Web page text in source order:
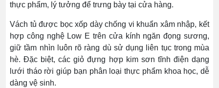
thực phẩm, lý tưởng để trưng bày tại cửa hàng.
Vách tủ được bọc xốp dày chống vi khuẩn xâm nhập, kết
hợp công nghệ Low E trên cửa kính ngăn đọng sương,
giữ tầm nhìn luôn rõ ràng dù sử dụng liên tục trong mùa
hè. Đặc biệt, các giỏ đựng hợp kim sơn tĩnh điện dạng
lưới tháo rời giúp bạn phân loại thực phẩm khoa học, dễ
dàng vệ sinh.